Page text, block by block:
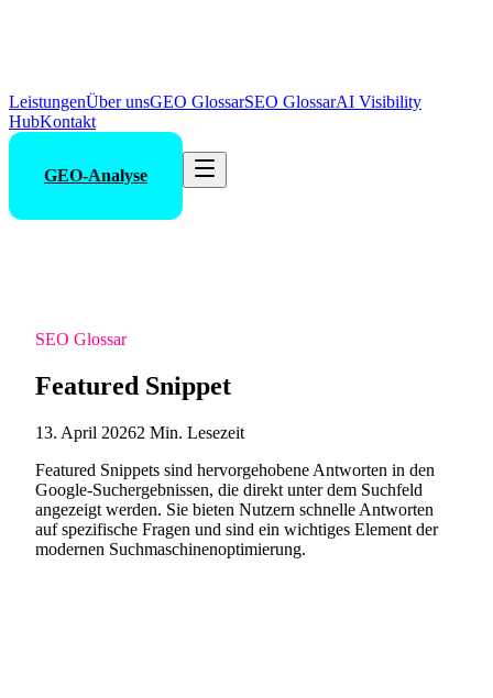
LeistungenÜber unsGEO GlossarSEO GlossarAI Visibility
HubKontakt
GEO-Analyse
SEO Glossar
Featured Snippet
13. April 20262 Min. Lesezeit
Featured Snippets sind hervorgehobene Antworten in den
Google-Suchergebnissen, die direkt unter dem Suchfeld
angezeigt werden. Sie bieten Nutzern schnelle Antworten
auf spezifische Fragen und sind ein wichtiges Element der
modernen Suchmaschinenoptimierung.